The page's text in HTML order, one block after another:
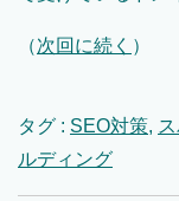
（次回に続く ）
タグ : SEO対策,
ルディング